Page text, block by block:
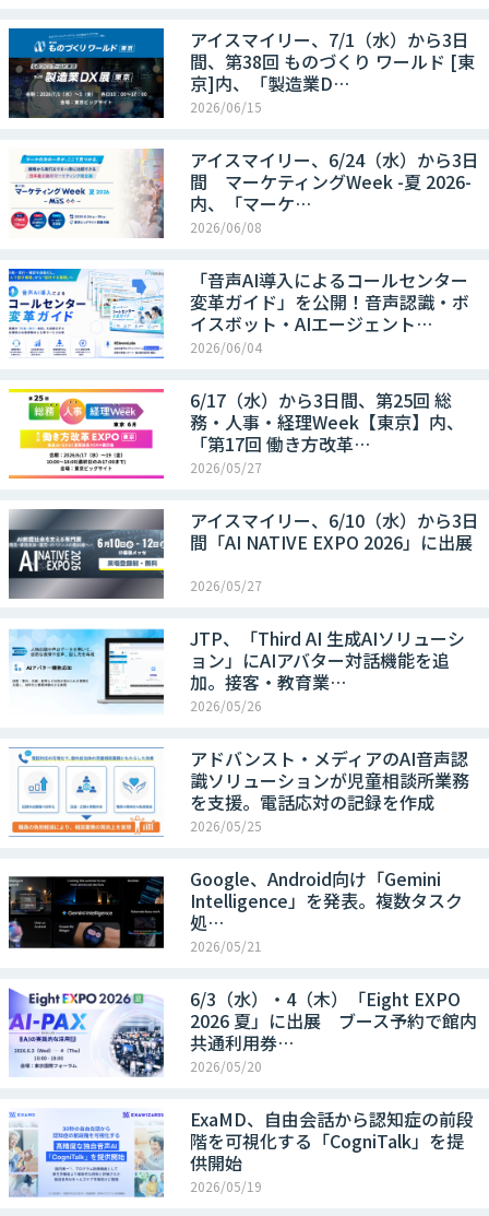
アイスマイリー、7/1（水）から3日
間、第38回 ものづくり ワールド [東
京]内、「製造業D…
2026/06/15
アイスマイリー、6/24（水）から3日
間 マーケティングWeek -夏 2026-
内、「マーケ…
2026/06/08
「音声AI導入によるコールセンター
変革ガイド」を公開！音声認識・ボ
イスボット・AIエージェント…
2026/06/04
6/17（水）から3日間、第25回 総
務・人事・経理Week【東京】内、
「第17回 働き方改革…
2026/05/27
アイスマイリー、6/10（水）から3日
間「AI NATIVE EXPO 2026」に出展
2026/05/27
JTP、「Third AI 生成AIソリューシ
ョン」にAIアバター対話機能を追
加。接客・教育業…
2026/05/26
アドバンスト・メディアのAI音声認
識ソリューションが児童相談所業務
を支援。電話応対の記録を作成
2026/05/25
Google、Android向け「Gemini
Intelligence」を発表。複数タスク
処…
2026/05/21
6/3（水）・4（木）「Eight EXPO
2026 夏」に出展 ブース予約で館内
共通利用券…
2026/05/20
ExaMD、自由会話から認知症の前段
階を可視化する「CogniTalk」を提
供開始
2026/05/19